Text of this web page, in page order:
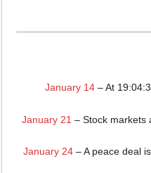
January 14– At
January 21 – Stock markets
January 24– A peace deal